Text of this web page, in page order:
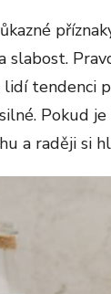
slabost.
lidí tendenci
Pokud
a raději si